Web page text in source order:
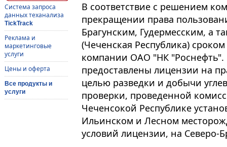
Система запроса
данных теханализа
TickTrack
Реклама и
маркетинговые
услуги
Цены и оферта
Все продукты и
услуги
В соответствие с решением
прекращении права
Брагунским, Гудермесским, а
(Чеченская Республика)
компании ОАО "НК "Роснефть".
предоставлены лицензии на
целью разведки и добычи
проверки, проведенной
Чеченсокой Республике
Ильинском и Лесном
условий лицензии, на Северо-